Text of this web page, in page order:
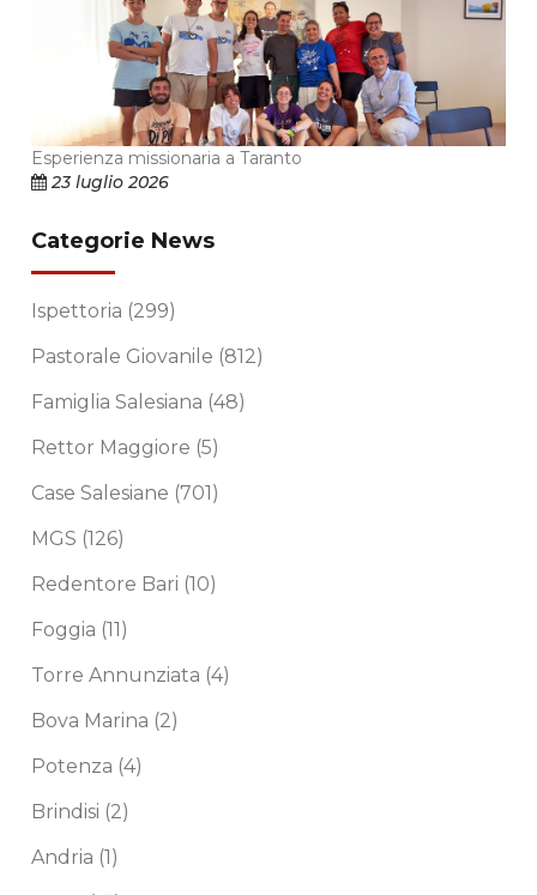
Esperienza missionaria a Taranto
23 luglio 2026
Categorie News
Ispettoria (299)
Pastorale Giovanile (812)
Famiglia Salesiana (48)
Rettor Maggiore (5)
Case Salesiane (701)
MGS (126)
Redentore Bari (10)
Foggia (11)
Torre Annunziata (4)
Bova Marina (2)
Potenza (4)
Brindisi (2)
Andria (1)